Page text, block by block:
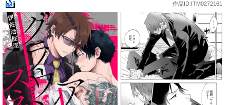
作品ID:ITM0272161